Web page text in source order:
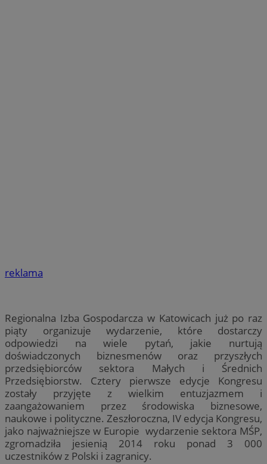
reklama
Regionalna Izba Gospodarcza w Katowicach już po raz
piąty organizuje wydarzenie, które dostarczy
odpowiedzi na wiele pytań, jakie nurtują
doświadczonych biznesmenów oraz przyszłych
przedsiębiorców sektora Małych i Średnich
Przedsiębiorstw. Cztery pierwsze edycje Kongresu
zostały przyjęte z wielkim entuzjazmem i
zaangażowaniem przez środowiska biznesowe,
naukowe i polityczne. Zeszłoroczna, IV edycja Kongresu,
jako najważniejsze w Europie wydarzenie sektora MŚP,
zgromadziła jesienią 2014 roku ponad 3 000
uczestników z Polski i zagranicy.